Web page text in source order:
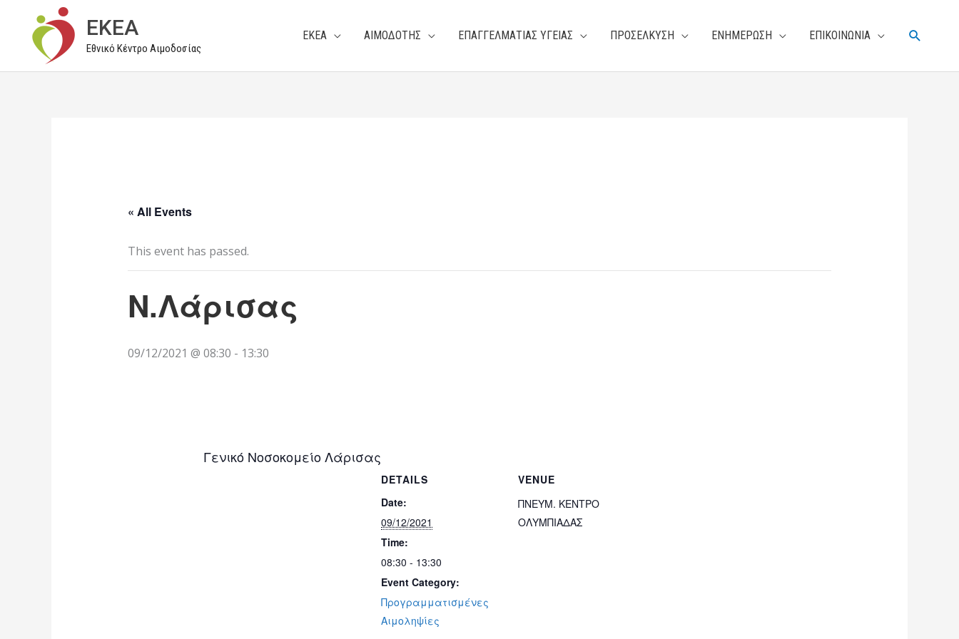
περιεχόμενο
EKEA
Εθνικό Κέντρο Αιμοδοσίας
ΕΚΕΑ ΑΙΜΟΔΟΤΗΣ ΕΠΑΓΓΕΛΜΑΤΙΑΣ ΥΓΕΙΑΣ ΠΡΟΣΕΛΚΥΣΗ ΕΝΗΜΕΡΩΣΗ ΕΠΙΚΟΙΝΩΝΙΑ
« All Events
This event has passed.
Ν.Λάρισας
09/12/2021 @ 08:30 - 13:30
Γενικό Νοσοκομείο Λάρισας
DETAILS
Date:
09/12/2021
Time:
08:30 - 13:30
Event Category:
Προγραμματισμένες
Αιμοληψίες
VENUE
ΠΝΕΥΜ. ΚΕΝΤΡΟ
ΟΛΥΜΠΙΑΔΑΣ